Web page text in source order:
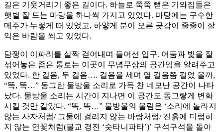
길은 기웃거리기 좋은 길이다. 하늘로 쭉쭉 뻗은 기와집들은
햇볕 잘 드는 마당을 하나씩 가지고 있었다. 마당에는 구수한
메주가 누렇게 떠 있었고, 하얗게 분이 오른 곶감이 줄줄이 잘
익은 바람을 쐬고 있었다.
담쟁이 이파리를 살짝 걷어내며 들어선 입구. 어둠과 빛을 잘
섞어놓은 좁은 통로는 이곳이 무념무상의 공간임을 알려주고
있었다. 한 걸음, 두 걸음…. 걸음을 세며 열 걸음쯤 걸었 을까,
“똑, 똑…” 동그란 물방울 소리로 가득 찬 네모난 공간이 나타
났다. 물방울 소리는 시간이 지나면 이 공간도 동그랗게 변화
시킬 것만 같았다. “똑, 똑…” 물방울의 울림은 ‘소리에 놀라지
않는 사자처럼/ 그물에 걸리지 않는 바람처럼/ 진흙에 더럽히
지 않는 연꽃처럼(불교 경전 ‘숫타니파타’)’ 구석구석을 돌아